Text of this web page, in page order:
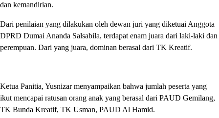
dan kemandirian.
Dari penilaian yang dilakukan oleh dewan juri yang diketuai Anggota
DPRD Dumai Ananda Salsabila, terdapat enam juara dari laki-laki dan
perempuan. Dari yang juara, dominan berasal dari TK Kreatif.
Ketua Panitia, Yusnizar menyampaikan bahwa jumlah peserta yang
ikut mencapai ratusan orang anak yang berasal dari PAUD Gemilang,
TK Bunda Kreatif, TK Usman, PAUD Al Hamid.